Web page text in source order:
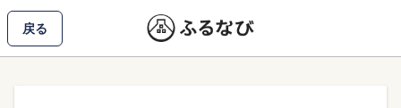
戻る